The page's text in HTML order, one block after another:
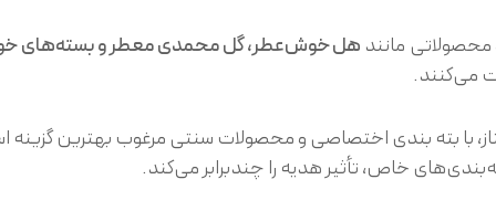
محصولاتی مانند هل خوش‌عطر، گل محمدی معطر و بسته‌های
می‌کنند.
با بته بندی اختصاصی و محصولات سنتی مرغوب بهترین
خاص، تأثیر هدیه را چندبرابر می‌کند.